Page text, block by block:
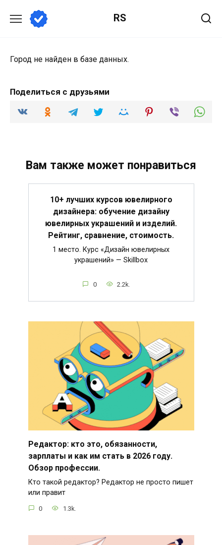
содержанию
RS
Город не найден в базе данных.
Поделиться с друзьями
Вам также может понравиться
10+ лучших курсов ювелирного
дизайнера: обучение дизайну
ювелирных украшений и изделий.
Рейтинг, сравнение, стоимость.
1 место. Курс «Дизайн ювелирных
украшений» — Skillbox
0 2.2k.
Редактор: кто это, обязанности,
зарплаты и как им стать в 2026 году.
Обзор профессии.
Кто такой редактор? Редактор не просто пишет
или правит
0 1.3k.